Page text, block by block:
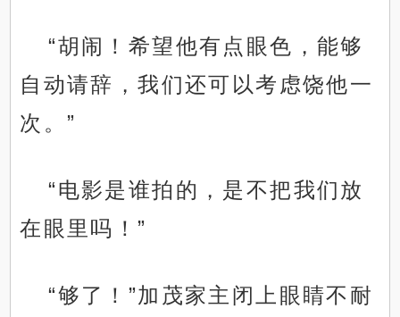
“胡闹！希望他有点眼色，能够
自动请辞，我们还可以考虑饶他一
次。”
“电影是谁拍的，是不把我们放
在眼里吗！”
“够了！”加茂家主闭上眼睛不耐